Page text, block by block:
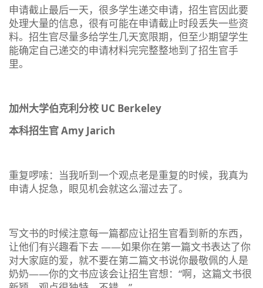
申请截止最后一天，很多学生递交申请，招生官因此要
处理大量的信息，很有可能在申请截止时段丢失一些资
料。招生官尽量多给学生几天宽限期，但至少期望学生
能确定自己递交的申请材料完完整整地到了招生官手
里。
加州大学伯克利分校 UC Berkeley
本科招生官 Amy Jarich
重复啰嗦：当我听到一个观点老是重复的时候，我真为
申请人捉急，眼见机会就这么溜过去了。
写文书的时候注意每一篇都应让招生官看到新的东西，
让他们有兴趣看下去 ——如果你在第一篇文书表达了你
对大家庭的爱，就不要在第二篇文书说你最敬佩的人是
奶奶——你的文书应该会让招生官想：“啊，这篇文书很